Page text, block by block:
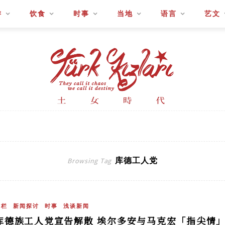
饮食 时事 当地 语言 艺文
Browsing Tag 库德工人党
新闻探讨 时事 浅谈新闻
德族工人党宣告解散 埃尔多安与马克宏「指尖情」